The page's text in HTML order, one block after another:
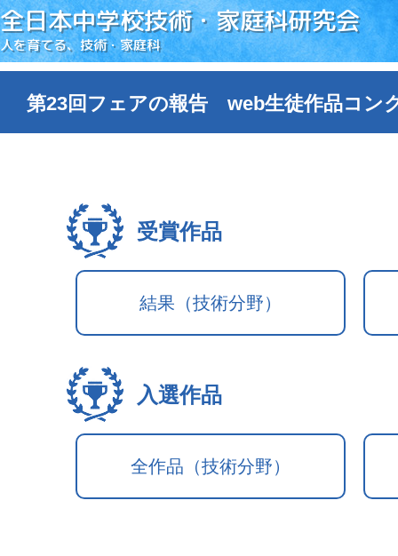
全日本中学校技術・家庭科研究会
人を育てる、技術・家庭科
第23回フェアの報告 web生徒作品コン
受賞作品
結果（技術分野）
入選作品
全作品（技術分野）